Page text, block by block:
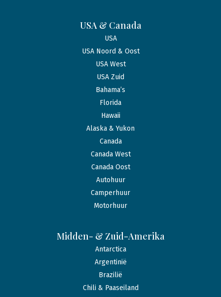
USA & Canada
USA
USA Noord & Oost
USA West
USA Zuid
Bahama’s
Florida
Hawaii
Alaska & Yukon
Canada
Canada West
Canada Oost
Autohuur
Camperhuur
Motorhuur
Midden- & Zuid-Amerika
Antarctica
Argentinië
Brazilië
Chili & Paaseiland